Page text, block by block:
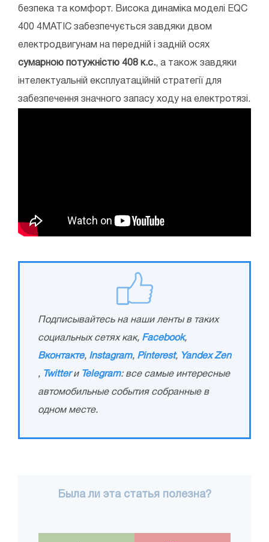
безпека та комфорт. Висока динаміка моделі EQC
400 4MATIC забезпечується завдяки двом
електродвигунам на передній і задній осях
сумарною потужністю 408 к.с., а також завдяки
інтелектуальній експлуатаційній стратегії для
забезпечення значного запасу ходу на електротязі.
Подписывайтесь на наши ленты в таких
социальных сетях как, Facebook,
Вконтакте, Instagram, Pinterest, Yandex Zen
, Twitterи Telegram: все самые интересные
автомобильные события собранные в
одном месте.
Была ли эта статья полезна?